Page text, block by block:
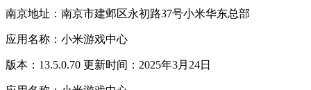
南京地址：南京市建邺区永初路37号小米华东总部
应用名称：小米游戏中心
版本：13.5.0.70 更新时间：2025年3月24日